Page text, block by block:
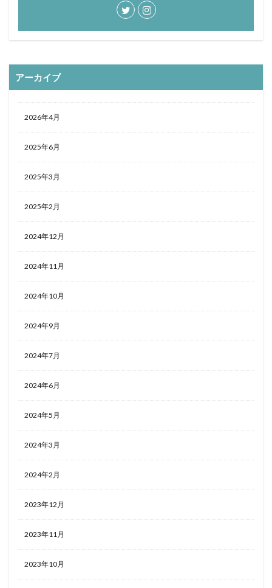
アーカイブ
2026年4月
2025年6月
2025年3月
2025年2月
2024年12月
2024年11月
2024年10月
2024年9月
2024年7月
2024年6月
2024年5月
2024年3月
2024年2月
2023年12月
2023年11月
2023年10月